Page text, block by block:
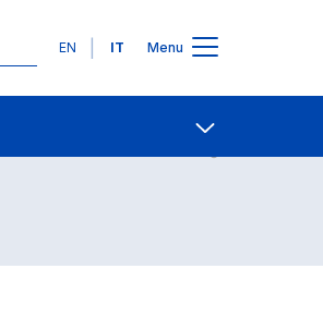
Lingue
EN IT Menu
Contatti